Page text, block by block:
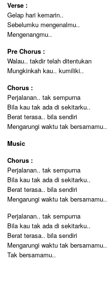
Verse :
Gelap hari kemarin..
Sebelumku mengenalmu..
Mengenangmu..
Pre Chorus :
Walau.. takdir telah ditentukan
Mungkinkah kau.. kumiliki..
Chorus :
Perjalanan.. tak sempurna
Bila kau tak ada di sekitarku..
Berat terasa.. bila sendiri
Mengarungi waktu tak bersamamu..
Music
Chorus :
Perjalanan.. tak sempurna
Bila kau tak ada di sekitarku..
Berat terasa.. bila sendiri
Mengarungi waktu tak bersamamu..
Perjalanan.. tak sempurna
Bila kau tak ada di sekitarku..
Berat terasa.. bila sendiri
Mengarungi waktu tak bersamamu..
Tak bersamamu..